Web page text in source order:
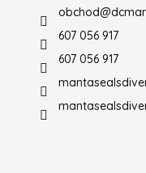
obchod@
607 056 917
607 056 917